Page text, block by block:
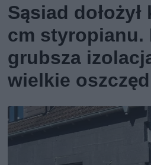
Sąsiad
cm styropianu.
grubsza
wielkie